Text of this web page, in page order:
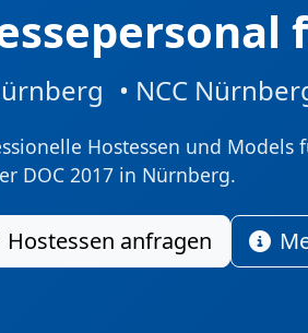
• NCC
Hostessen und
DOC 2017 in Nürnberg.
Hostessen anfragen